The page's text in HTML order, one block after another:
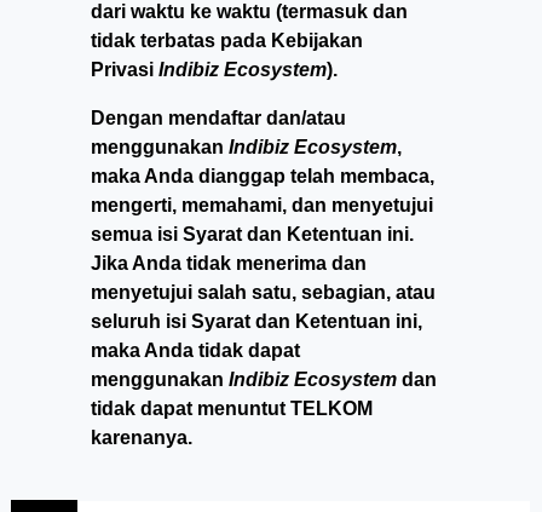
dari waktu ke waktu (termasuk dan
tidak terbatas pada Kebijakan
Privasi Indibiz Ecosystem).
Dengan mendaftar dan/atau
menggunakan Indibiz Ecosystem,
maka Anda dianggap telah membaca,
mengerti, memahami, dan menyetujui
semua isi Syarat dan Ketentuan ini.
Jika Anda tidak menerima dan
menyetujui salah satu, sebagian, atau
seluruh isi Syarat dan Ketentuan ini,
maka Anda tidak dapat
menggunakan Indibiz Ecosystem dan
tidak dapat menuntut TELKOM
karenanya.